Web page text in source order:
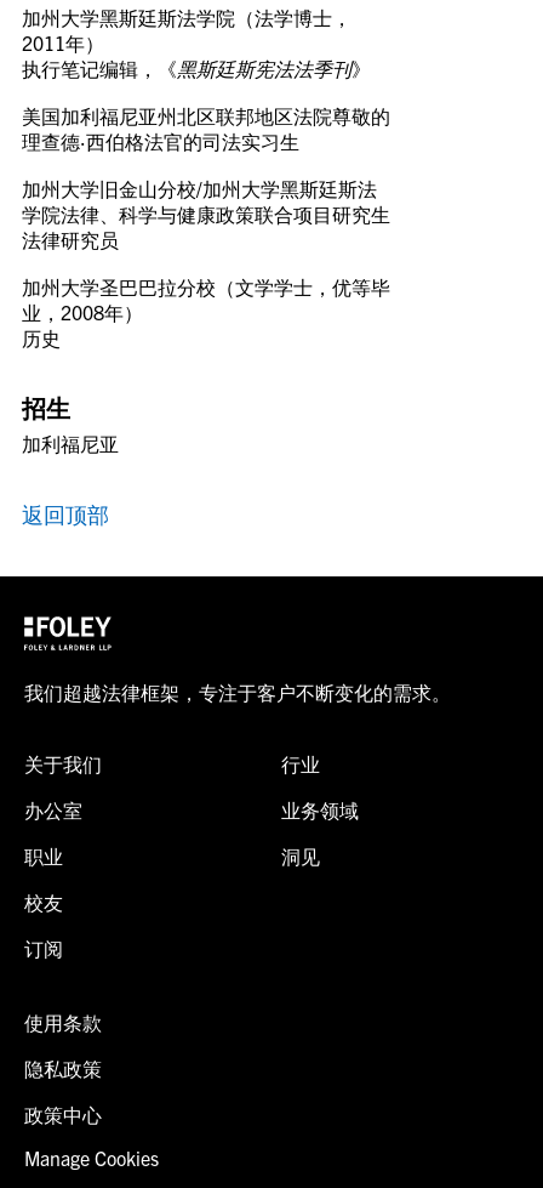
加州大学黑斯廷斯法学院（法学博士，
2011年）
执行笔记编辑，《黑斯廷斯宪法法季刊》
美国加利福尼亚州北区联邦地区法院尊敬的
理查德·西伯格法官的司法实习生
加州大学旧金山分校/加州大学黑斯廷斯法
学院法律、科学与健康政策联合项目研究生
法律研究员
加州大学圣巴巴拉分校（文学学士，优等毕
业，2008年）
历史
招生
加利福尼亚
返回顶部
我们超越法律框架，专注于客户不断变化的需求。
关于我们
办公室
职业
校友
订阅
行业
业务领域
洞见
使用条款
隐私政策
政策中心
Manage Cookies